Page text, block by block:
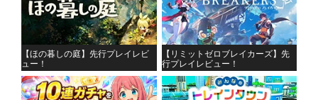
【ほの暮しの庭】先行プレイレビ
ュー！
【リミットゼロブレイカーズ】先
行プレイレビュー！